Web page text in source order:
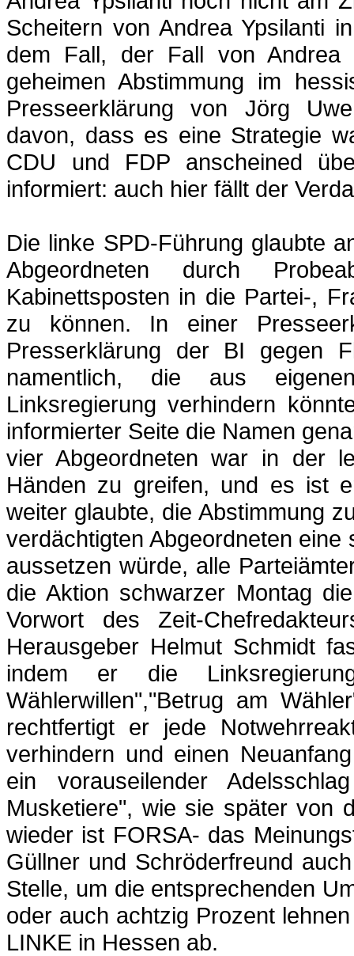
Scheitern von AndreaYpsilanti
dem Fall, der Fall von Andrea
geheimen Abstimmung im
Presseerklärung von Jörg
davon, dass es eine Strategie
CDU und FDP anscheined
informiert: auch hier fällt der
Die linke SPD-Führung glaubte
Abgeordneten durch
Kabinettsposten in die Partei-,
zu können. In einer
Presserklärung der BI gegen
namentlich, die aus
Linksregierung verhindern
informierter Seite die Namen
vier Abgeordneten war in der
Händen zu greifen, und es ist
weiter glaubte, die Abstimmung
verdächtigten Abgeordneten
aussetzen würde, alle
die Aktion schwarzer Montag
Vorwort des Zeit-
Herausgeber Helmut Schmidt
indem er die
Wählerwillen","Betrug am
rechtfertigt er jede
verhindern und einen
ein vorauseilender
Musketiere", wie sie später von
wieder ist FORSA- das
Güllner und Schröderfreund
Stelle, um die entsprechenden
oder auch achtzig Prozent
LINKE in Hessen ab.